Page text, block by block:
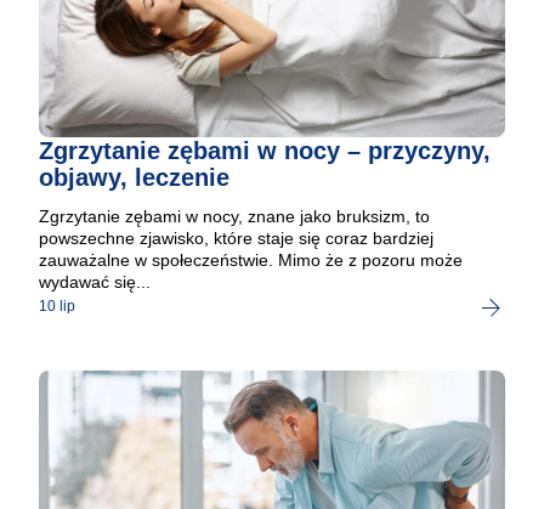
Zgrzytanie zębami w nocy – przyczyny,
objawy, leczenie
Zgrzytanie zębami w nocy, znane jako bruksizm, to
powszechne zjawisko, które staje się coraz bardziej
zauważalne w społeczeństwie. Mimo że z pozoru może
wydawać się...
10 lip